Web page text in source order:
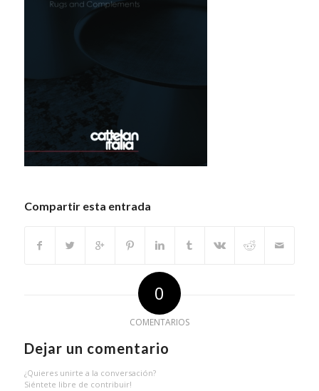
Compartir esta entrada
0
COMENTARIOS
Dejar un comentario
¿Quieres unirte a la conversación?
Siéntete libre de contribuir!